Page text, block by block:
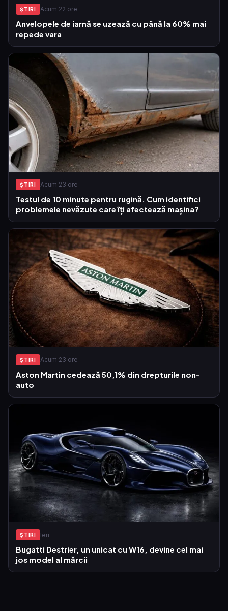
ŞTIRI Acum 22 ore
Anvelopele de iarnă se uzează cu până la 60% mai
repede vara
ŞTIRI Acum 23 ore
Testul de 10 minute pentru rugină. Cum identifici
problemele nevăzute care îți afectează mașina?
ŞTIRI Acum 23 ore
Aston Martin cedează 50,1% din drepturile non-
auto
ŞTIRI Ieri
Bugatti Destrier, un unicat cu W16, devine cel mai
jos model al mărcii